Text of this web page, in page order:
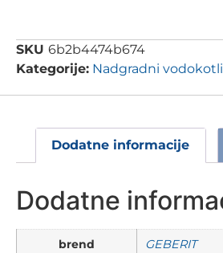
SKU 6b2b4474b674
Kategorije: Nadgradni
Dodatne informacije
Dodatne
brend GEBERIT